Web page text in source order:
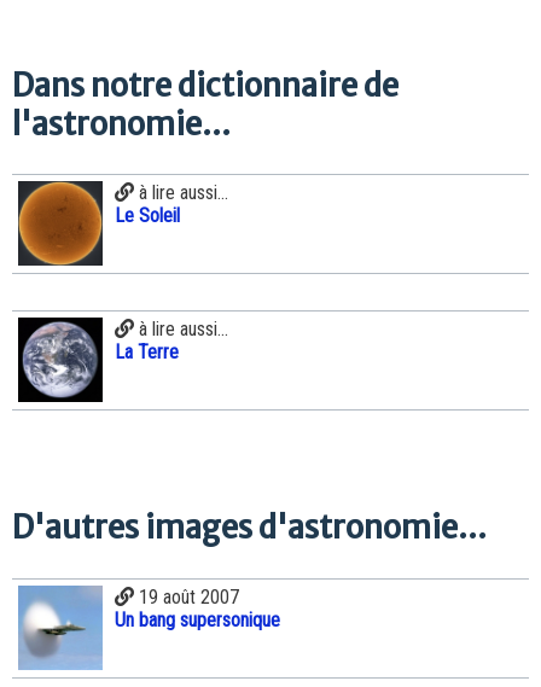
Dans notre dictionnaire de
l'astronomie...
à lire aussi...
Le Soleil
à lire aussi...
La Terre
D'autres images d'astronomie...
19 août 2007
Un bang supersonique